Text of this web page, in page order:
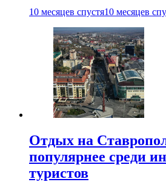
10 месяцев спустя10 месяцев
Отдых на
популярнее среди
туристов